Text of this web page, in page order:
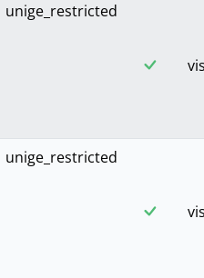
unige_restricted
unige_restricted